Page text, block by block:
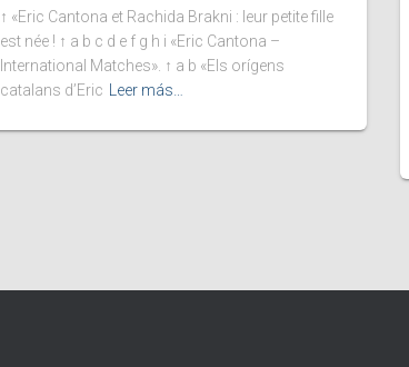
↑ «Eric Cantona et Rachida Brakni : leur petite fille
est née ! ↑ a b c d e f g h i «Eric Cantona –
International Matches». ↑ a b «Els orígens
catalans d’Eric
Leer más…